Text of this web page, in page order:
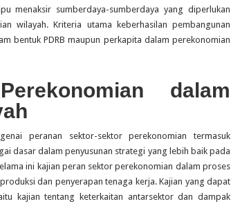
menaksir sumberdaya-sumberdaya yang diperlukan
wilayah. Kriteria utama keberhasilan pembangunan
bentuk PDRB maupun perkapita dalam perekonomian
dalam
peranan sektor-sektor perekonomian termasuk
dasar dalam penyusunan strategi yang lebih baik pada
ini kajian peran sektor perekonomian dalam proses
dan penyerapan tenaga kerja. Kajian yang dapat
kajian tentang keterkaitan antarsektor dan dampak